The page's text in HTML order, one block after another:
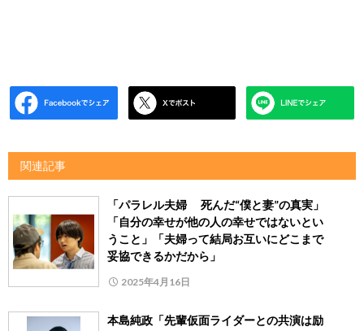
関連記事
「パラレル夫婦 死んだ“僕と妻”の真実」
「自分の幸せが他の人の幸せではないとい
うこと」「夫婦って結局お互いにどこまで
妥協できるかだから」
2025年4月16日
本島純政「先輩仮面ライダーとの共演は励